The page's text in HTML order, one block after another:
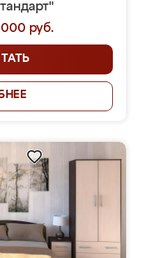
руб.